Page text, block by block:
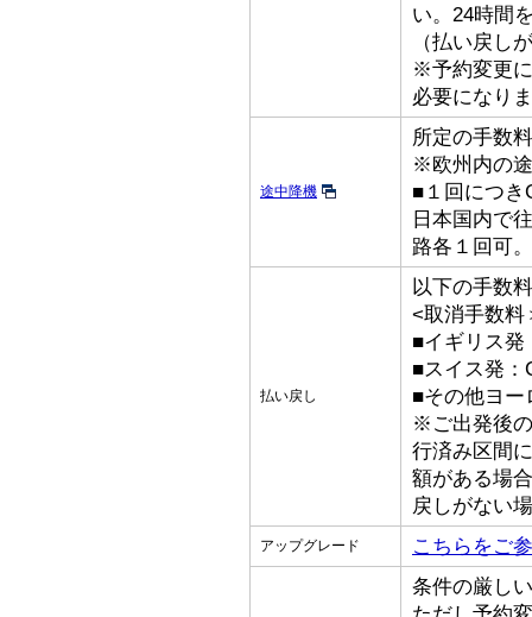
い。24時間
（払い戻し
※予約変更
必要になり
途中降機
所定の手数
※欧州内の
■１回につき
日本国内で
路各１回可。
払い戻し
以下の手数
<取消手数料
■イギリス発
■スイス発：
■その他ヨー
※ご出発後
行済み区間
額がある場
戻しがない
アップグレード
こちらをご
条件の厳し